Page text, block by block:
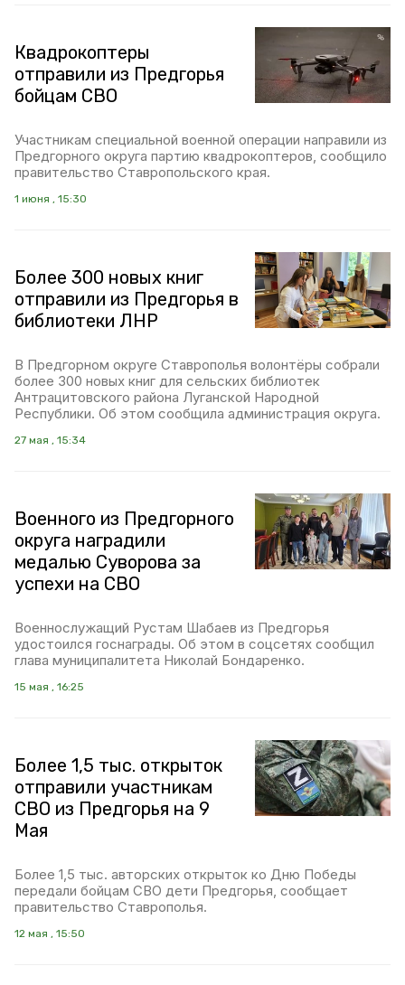
Квадрокоптеры
отправили из Предгорья
бойцам СВО
Участникам специальной военной операции направили из
Предгорного округа партию квадрокоптеров, сообщило
правительство Ставропольского края.
1 июня , 15:30
Более 300 новых книг
отправили из Предгорья в
библиотеки ЛНР
В Предгорном округе Ставрополья волонтёры собрали
более 300 новых книг для сельских библиотек
Антрацитовского района Луганской Народной
Республики. Об этом сообщила администрация округа.
27 мая , 15:34
Военного из Предгорного
округа наградили
медалью Суворова за
успехи на СВО
Военнослужащий Рустам Шабаев из Предгорья
удостоился госнаграды. Об этом в соцсетях сообщил
глава муниципалитета Николай Бондаренко.
15 мая , 16:25
Более 1,5 тыс. открыток
отправили участникам
СВО из Предгорья на 9
Мая
Более 1,5 тыс. авторских открыток ко Дню Победы
передали бойцам СВО дети Предгорья, сообщает
правительство Ставрополья.
12 мая , 15:50